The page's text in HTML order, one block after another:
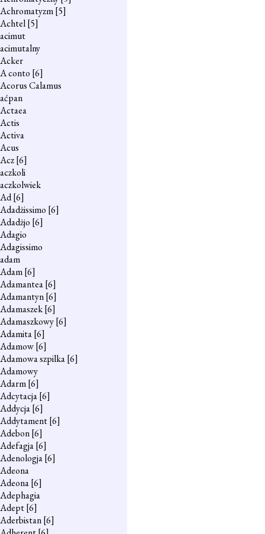
Achromatyzm[5]
Achtel[5]
acimut
acimutalny
Acker
A conto [6]
Acorus Calamus
aćpan
Actaea
Actis
Activa
Acus
Acz[6]
aczkoli
aczkolwiek
Ad[6]
Adadżissimo [6]
Adadżjo [6]
Adagio
Adagissimo
adam
Adam[6]
Adamantea[6]
Adamantyn[6]
Adamaszek[6]
Adamaszkowy[6]
Adamita[6]
Adamow[6]
Adamowa szpilka[6]
Adamowy
Adarm[6]
Adcytacja[6]
Addycja[6]
Addytament[6]
Adebon[6]
Adefagja[6]
Adenologja[6]
Adeona
Adeona[6]
Adephagia
Adept[6]
Aderbistan[6]